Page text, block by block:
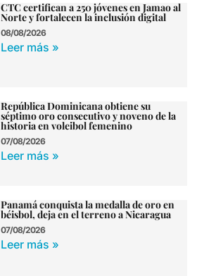
CTC certifican a 250 jóvenes en Jamao al
Norte y fortalecen la inclusión digital
08/08/2026
Leer más »
República Dominicana obtiene su
séptimo oro consecutivo y noveno de la
historia en voleibol femenino
07/08/2026
Leer más »
Panamá conquista la medalla de oro en
béisbol, deja en el terreno a Nicaragua
07/08/2026
Leer más »